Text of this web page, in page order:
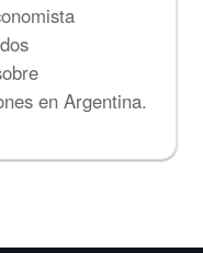
en Argentina.